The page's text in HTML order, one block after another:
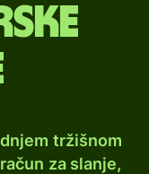
tržišnom
za slanje,